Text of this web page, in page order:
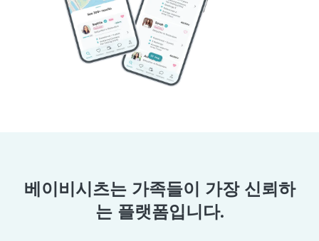
베이비시츠는 가족들이 가장 신뢰하
는 플랫폼입니다.